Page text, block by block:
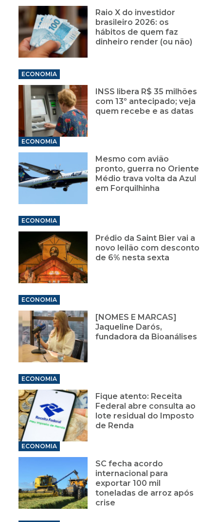
Raio X do investidor
brasileiro 2026: os
hábitos de quem faz
dinheiro render (ou não)
ECONOMIA
INSS libera R$ 35 milhões
com 13º antecipado; veja
quem recebe e as datas
ECONOMIA
Mesmo com avião
pronto, guerra no Oriente
Médio trava volta da Azul
em Forquilhinha
ECONOMIA
Prédio da Saint Bier vai a
novo leilão com desconto
de 6% nesta sexta
ECONOMIA
[NOMES E MARCAS]
Jaqueline Darós,
fundadora da Bioanálises
ECONOMIA
Fique atento: Receita
Federal abre consulta ao
lote residual do Imposto
de Renda
ECONOMIA
SC fecha acordo
internacional para
exportar 100 mil
toneladas de arroz após
crise